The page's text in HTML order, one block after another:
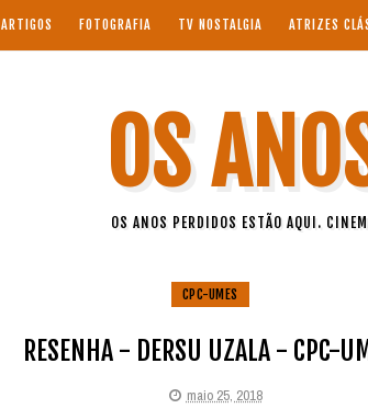
ARTIGOS FOTOGRAFIA TV NOSTALGIA ATRIZES
OS
OS ANOS PERDIDOS ESTÃO AQUI.
CPC-UMES
RESENHA - DERSU UZALA - CPC-
maio 25, 2018